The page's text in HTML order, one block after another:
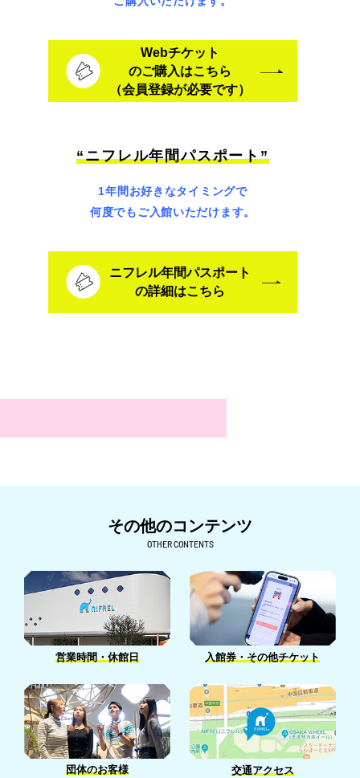
Webチケット
のご購入はこちら
（会員登録が必要です）
“ニフレル年間パスポート”
1年間お好きなタイミングで
何度でもご入館いただけます。
ニフレル年間パスポート
の詳細はこちら
その他のコンテンツ
OTHER CONTENTS
営業時間・休館日 入館券・その他チケット
団体のお客様 交通アクセス